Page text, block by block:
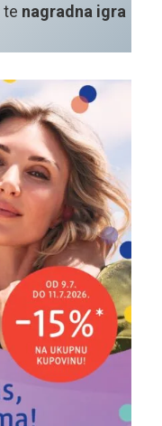
te nagradna igra